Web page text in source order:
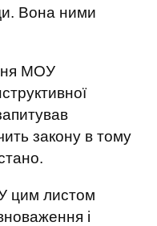
Вона ними
МОУ
закону в тому
цим листом
і